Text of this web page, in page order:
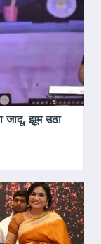
जादू, झूम उठा